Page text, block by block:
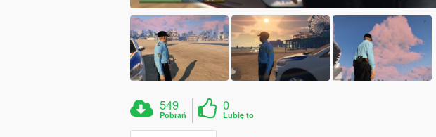
549
Pobrań
0
Lubię to